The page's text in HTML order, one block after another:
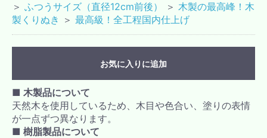
＞ ふつうサイズ（直径12cm前後） ＞ 木製の最高峰！木
製くりぬき ＞ 最高級！全工程国内仕上げ
お気に入りに追加
■ 木製品について
天然木を使用しているため、木目や色合い、塗りの表情
が一点ずつ異なります。
■ 樹脂製品について